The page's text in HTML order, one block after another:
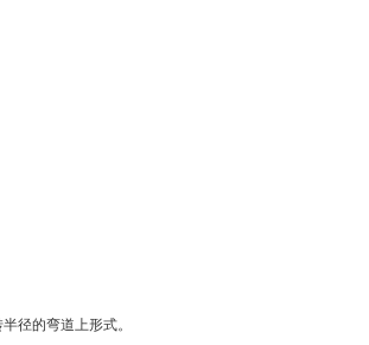
径的弯道上形式。